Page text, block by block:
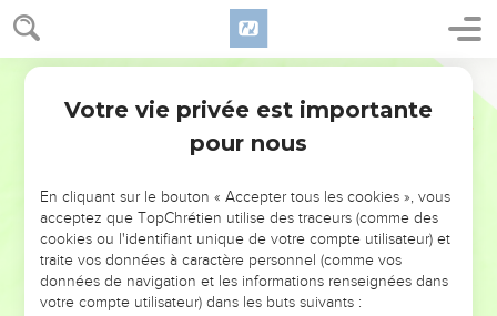
NE MANQUEZ PAS L’ÉVÉNEMENT
DE L’ANNÉE !
ET SI LEURS ERREURS POUVAIENT VOUS ÉVITER LES
VOTRES ?
Votre vie privée est importante
pour nous
En cliquant sur le bouton « Accepter tous les cookies », vous
acceptez que TopChrétien utilise des traceurs (comme des
cookies ou l'identifiant unique de votre compte utilisateur) et
traite vos données à caractère personnel (comme vos
données de navigation et les informations renseignées dans
votre compte utilisateur) dans les buts suivants :